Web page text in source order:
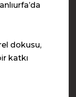
dokusu,
katkı